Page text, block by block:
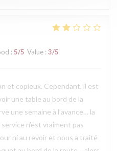
: 5/5 Value : 3/5
et copieux. Cependant, il est
une table au bord de la
une semaine à l’avance… la
n’est vraiment pas
ni au revoir et nous a traité